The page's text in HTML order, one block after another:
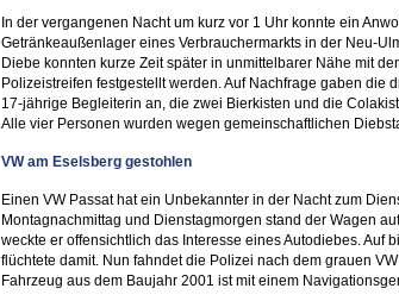
In der vergangenen Nacht um kurz vor 1 Uhr konnte ein
Getränkeaußenlager eines Verbrauchermarkts in der Neu-
Diebe konnten kurze Zeit später in unmittelbarer Nähe mit
Polizeistreifen festgestellt werden. Auf Nachfrage gaben die
17-jährige Begleiterin an, die zwei Bierkisten und die
Alle vier Personen wurden wegen gemeinschaftlichen
VW am Eselsberg gestohlen
Einen VW Passat hat ein Unbekannter in der Nacht zum
Montagnachmittag und Dienstagmorgen stand der Wagen
weckte er offensichtlich das Interesse eines Autodiebes. Auf
flüchtete damit. Nun fahndet die Polizei nach dem grauen
Fahrzeug aus dem Baujahr 2001 ist mit einem